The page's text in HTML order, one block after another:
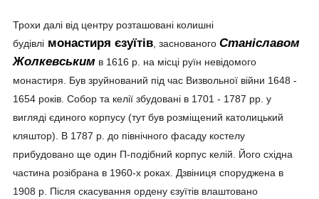
Трохи далі від центру розташовані колишні
будівлі монастиря єзуїтів , заснованого Станіславом
Жолкевським в 1616 р. на місці руїн невідомого
монастиря. Був зруйнований під час Визвольної війни 1648 -
1654 років. Собор та келії збудовані в 1701 - 1787 рр. у
вигляді єдиного корпусу (тут був розміщений католицький
кляштор). В 1787 р. до північного фасаду костелу
прибудовано ще один П-подібний корпус келій. Його східна
частина розібрана в 1960-х роках. Дзвіниця споруджена в
1908 р. Після скасування ордену єзуїтів влаштовано